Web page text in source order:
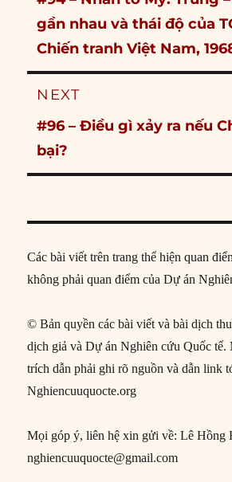
post:
gần nhau và thái độ của
Chiến tranh Việt Nam,
NEXT
Next
post:
#96 – Điều gì xảy ra nếu
bại?
Các bài viết trên trang thể hiện quan
không phải quan điểm của Dự án
© Bản quyền các bài viết và bài dịch
dịch giả và Dự án Nghiên cứu Quốc tế.
trích dẫn phải ghi rõ nguồn và dẫn link
Nghiencuuquocte.org
Mọi góp ý, liên hệ xin gửi về: Lê Hồng
nghiencuuquocte@gmail.com